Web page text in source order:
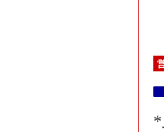
*